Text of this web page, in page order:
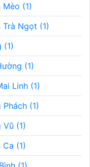
Mèo (1)
Trà Ngọt (1)
(1)
(1)
Linh (1)
Phách (1)
Vũ (1)
Ca (1)